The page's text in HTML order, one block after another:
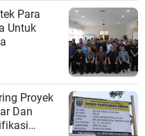
Para
Untuk
Proyek
Dan